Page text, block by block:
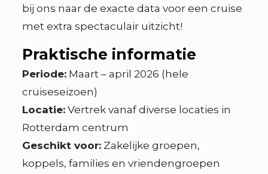
bij ons naar de exacte data voor een cruise
met extra spectaculair uitzicht!
Praktische informatie
Periode:Maart – april 2026 (hele
cruiseseizoen)
Locatie:Vertrek vanaf diverse locaties in
Rotterdam centrum
Geschikt voor:Zakelijke groepen,
koppels, families en vriendengroepen